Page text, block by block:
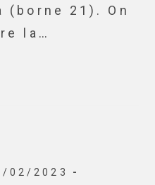
(borne 21). On
la…
02/2023